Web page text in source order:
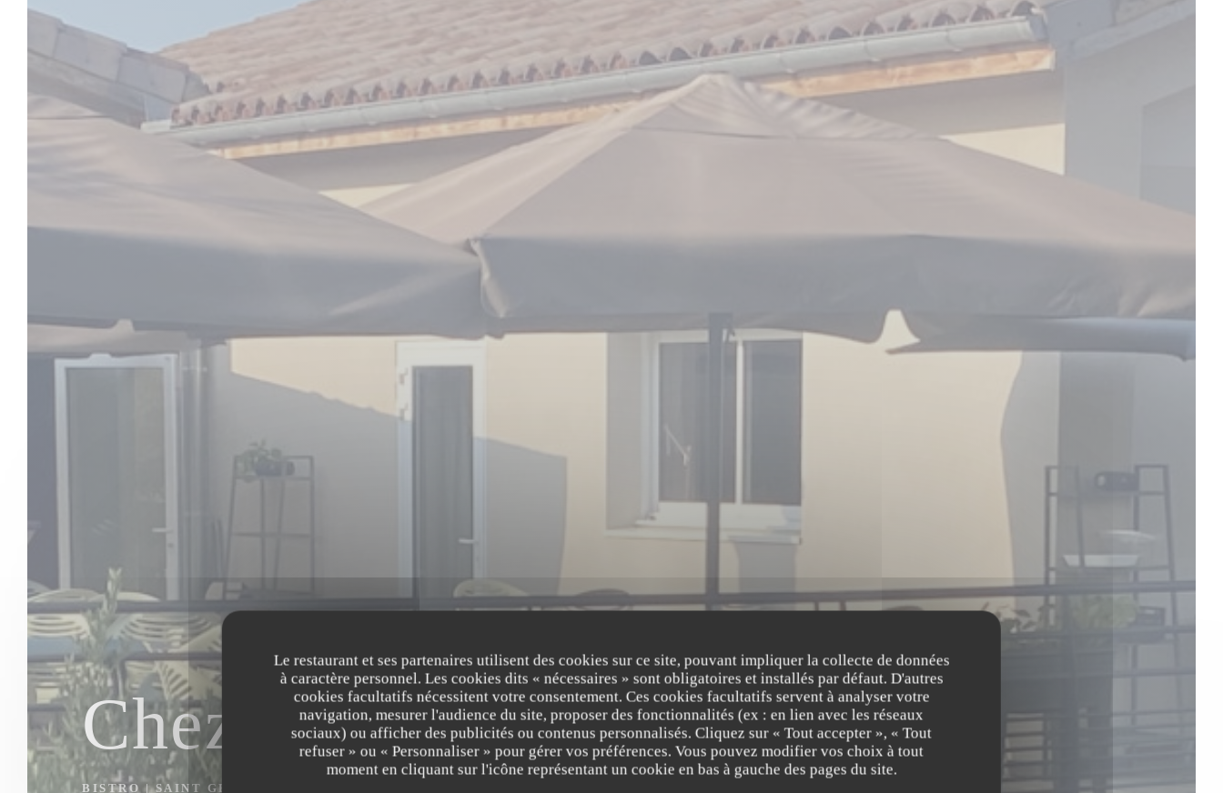
Le restaurant et ses partenaires utilisent des cookies sur ce site, pouvant impliquer la collecte de données
à caractère personnel. Les cookies dits « nécessaires » sont obligatoires et installés par défaut. D'autres
cookies facultatifs nécessitent votre consentement. Ces cookies facultatifs servent à analyser votre
navigation, mesurer l'audience du site, proposer des fonctionnalités (ex : en lien avec les réseaux
sociaux) ou afficher des publicités ou contenus personnalisés. Cliquez sur « Tout accepter », « Tout
refuser » ou « Personnaliser » pour gérer vos préférences. Vous pouvez modifier vos choix à tout
moment en cliquant sur l'icône représentant un cookie en bas à gauche des pages du site.
Chez Marti
BISTRO|SAINT GERMAIN